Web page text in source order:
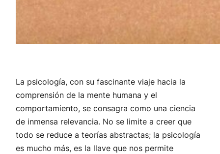
La psicología, con su fascinante viaje hacia la
comprensión de la mente humana y el
comportamiento, se consagra como una ciencia
de inmensa relevancia. No se limite a creer que
todo se reduce a teorías abstractas; la psicología
es mucho más, es la llave que nos permite